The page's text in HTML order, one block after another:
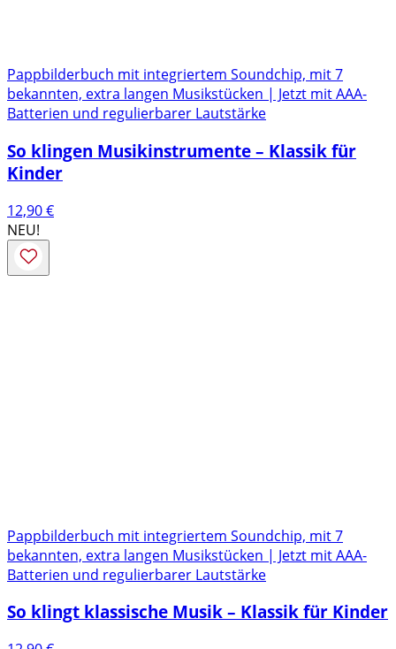
Pappbilderbuch mit integriertem Soundchip, mit 7
bekannten, extra langen Musikstücken | Jetzt mit AAA-
Batterien und regulierbarer Lautstärke
So klingen Musikinstrumente – Klassik für
Kinder
12,90€
NEU!
Pappbilderbuch mit integriertem Soundchip, mit 7
bekannten, extra langen Musikstücken | Jetzt mit AAA-
Batterien und regulierbarer Lautstärke
So klingt klassische Musik – Klassik für Kinder